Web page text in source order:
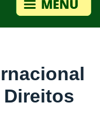
Direitos